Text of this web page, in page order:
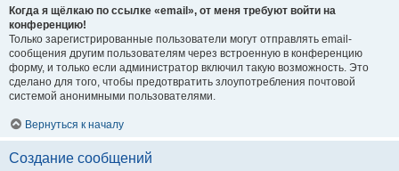
Когда я щёлкаю по ссылке «email», от меня требуют войти на
конференцию!
Только зарегистрированные пользователи могут отправлять email-
сообщения другим пользователям через встроенную в конференцию
форму, и только если администратор включил такую возможность. Это
сделано для того, чтобы предотвратить злоупотребления почтовой
системой анонимными пользователями.
Вернуться к началу
Создание сообщений